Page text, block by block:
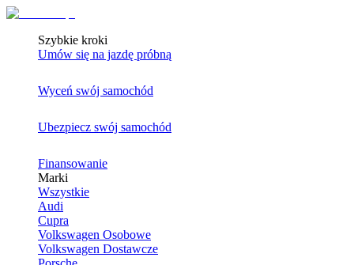
Szybkie kroki
Umów się na jazdę próbną
Wyceń swój samochód
Ubezpiecz swój samochód
Finansowanie
Marki
Wszystkie
Audi
Cupra
Volkswagen Osobowe
Volkswagen Dostawcze